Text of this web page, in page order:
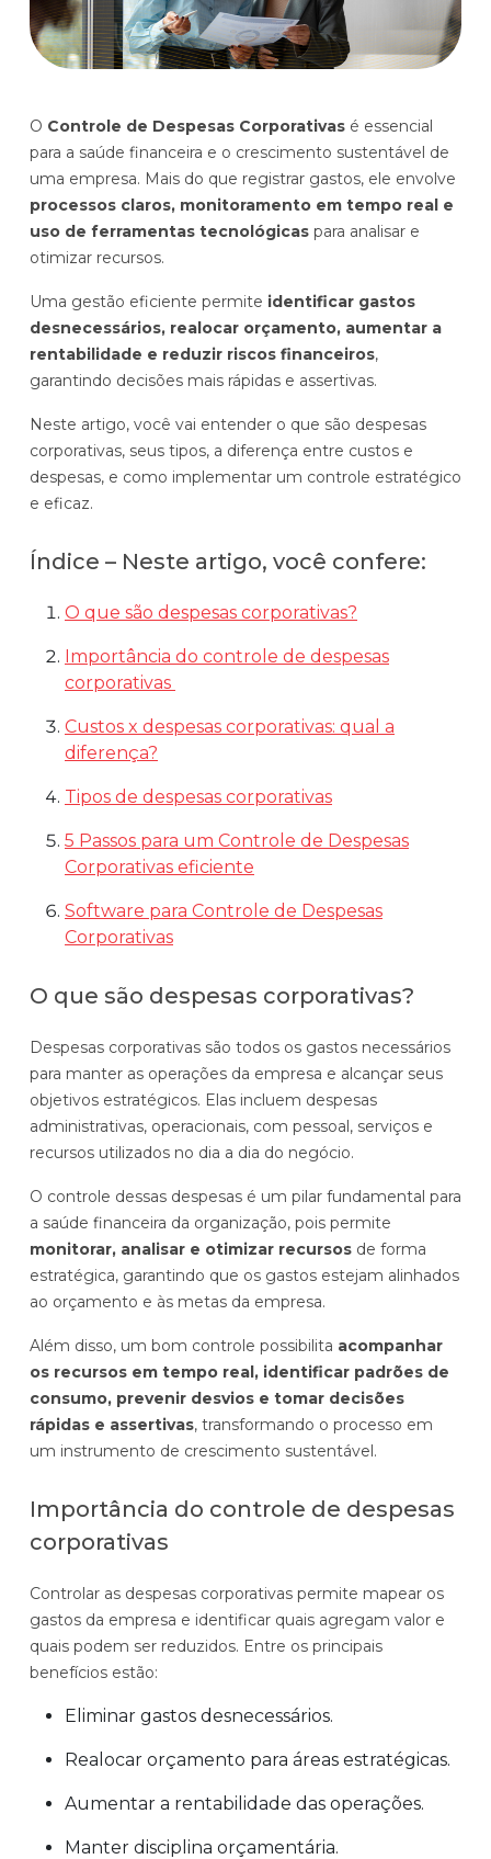
Prophix Fluxo (Cash Management)
de caixa.
Empresas que faturam entre R$30M e R$200M por ano
Demonstração Gratuita
Plataforma Financeira com IA
Empresas que faturam acima de R$200M por ano
Conheça o produto
orçamentária
Distribuição e Logística
O Controle de Despesas Corporativas é essencial
para a saúde financeira e o crescimento sustentável de
uma empresa. Mais do que registrar gastos, ele envolve
processos claros, monitoramento em tempo real e
uso de ferramentas tecnológicas para analisar e
otimizar recursos.
Uma gestão eficiente permite identificar gastos
desnecessários, realocar orçamento, aumentar a
rentabilidade e reduzir riscos financeiros,
garantindo decisões mais rápidas e assertivas.
Neste artigo, você vai entender o que são despesas
corporativas, seus tipos, a diferença entre custos e
despesas, e como implementar um controle estratégico
e eficaz.
Índice – Neste artigo, você confere:
O que são despesas corporativas?
Importância do controle de despesas
corporativas
Custos x despesas corporativas: qual a
diferença?
Tipos de despesas corporativas
5 Passos para um Controle de Despesas
Corporativas eficiente
Software para Controle de Despesas
Corporativas
O que são despesas corporativas?
Despesas corporativas são todos os gastos necessários
para manter as operações da empresa e alcançar seus
objetivos estratégicos. Elas incluem despesas
administrativas, operacionais, com pessoal, serviços e
recursos utilizados no dia a dia do negócio.
O controle dessas despesas é um pilar fundamental para
a saúde financeira da organização, pois permite
monitorar, analisar e otimizar recursos de forma
estratégica, garantindo que os gastos estejam alinhados
ao orçamento e às metas da empresa.
Além disso, um bom controle possibilita acompanhar
os recursos em tempo real, identificar padrões de
consumo, prevenir desvios e tomar decisões
rápidas e assertivas, transformando o processo em
um instrumento de crescimento sustentável.
Importância do controle de despesas
corporativas
Controlar as despesas corporativas permite mapear os
gastos da empresa e identificar quais agregam valor e
quais podem ser reduzidos. Entre os principais
benefícios estão:
Eliminar gastos desnecessários.
Realocar orçamento para áreas estratégicas.
Aumentar a rentabilidade das operações.
Manter disciplina orçamentária.